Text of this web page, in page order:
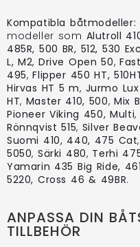
Kompatibla båtmodeller:
modeller som Alutroll
485R, 500 BR, 512, 530
L, M2,Drive Open 50,
495,Flipper 450 HT,
Hirvas HT 5 m, Jurmo
HT, Master 410, 500,Mix
Pioneer Viking 450, Multi,
Rönnqvist 515, Silver
Suomi 410, 440, 475 Cat
5050,Särki 480, Terhi
Yamarin 435 Big Ride,
5220, Cross 46 & 49BR.
ANPASSA DIN
TILLBEHÖR